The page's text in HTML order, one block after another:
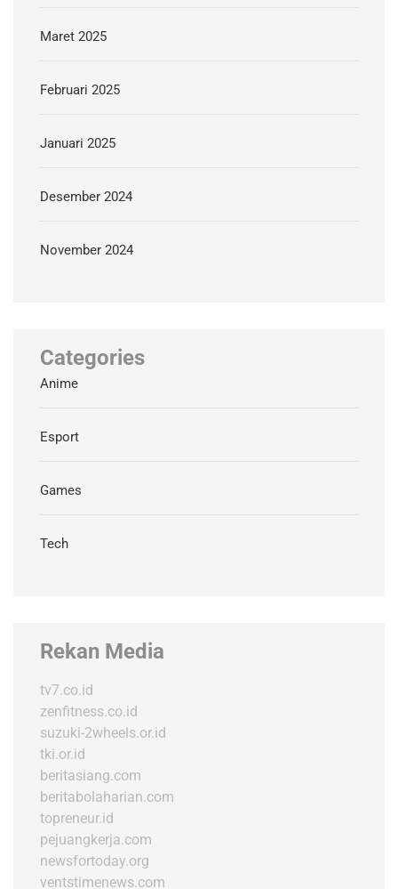
Maret 2025
Februari 2025
Januari 2025
Desember 2024
November 2024
Categories
Anime
Esport
Games
Tech
Rekan Media
tv7.co.id
zenfitness.co.id
suzuki-2wheels.or.id
tki.or.id
beritasiang.com
beritabolaharian.com
topreneur.id
pejuangkerja.com
newsfortoday.org
ventstimenews.com